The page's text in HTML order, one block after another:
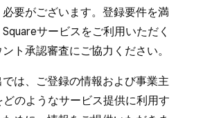
要がございます。登録要件を満
サービスをご利用いただく
ト承認審査にご協力ください。
は、ご登録の情報および事業主
どのようなサービス提供に利用す